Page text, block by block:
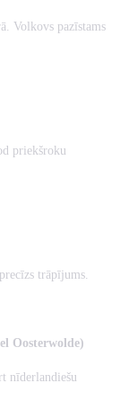
Volkovs pazīstams
priekšroku
trāpījums.
Oosterwolde)
nīderlandiešu